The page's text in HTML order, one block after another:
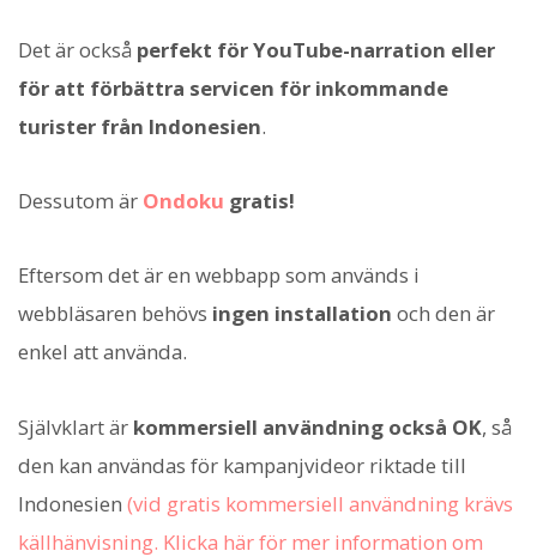
Det är också perfekt för YouTube-narration eller
för att förbättra servicen för inkommande
turister från Indonesien.
Dessutom är Ondoku gratis!
Eftersom det är en webbapp som används i
webbläsaren behövs ingen installation och den är
enkel att använda.
Självklart är kommersiell användning också OK, så
den kan användas för kampanjvideor riktade till
Indonesien (vid gratis kommersiell användning krävs
källhänvisning. Klicka här för mer information om